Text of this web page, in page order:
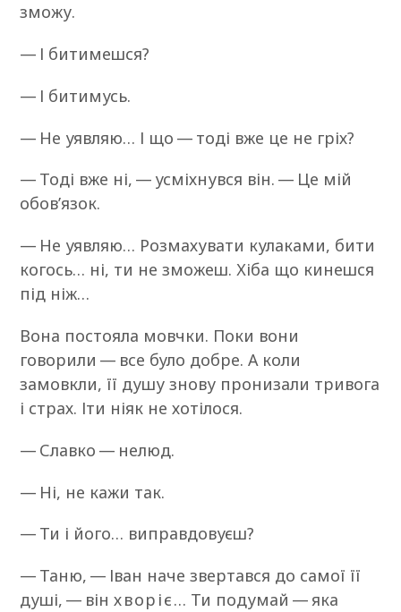
зможу.
— І битимешся?
— І битимусь.
— Не уявляю… І що — тоді вже це не гріх?
— Тоді вже ні, — усміхнувся він. — Це мій
обов’язок.
— Не уявляю… Розмахувати кулаками, бити
когось… ні, ти не зможеш. Хіба що кинешся
під ніж…
Вона постояла мовчки. Поки вони
говорили — все було добре. А коли
замовкли, її душу знову пронизали тривога
і страх. Іти ніяк не хотілося.
— Славко — нелюд.
— Ні, не кажи так.
— Ти і його… виправдовуєш?
— Таню, — Іван наче звертався до самої її
душі, — він хворіє… Ти подумай — яка